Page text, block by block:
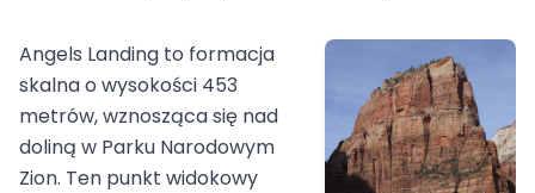
Angels Landing to formacja
skalna o wysokości 453
metrów, wznosząca się nad
doliną w Parku Narodowym
Zion. Ten punkt widokowy